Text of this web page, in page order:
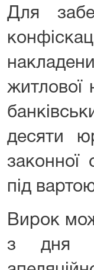
Для
житлової
десяти
законної
під
Вирок
з дня